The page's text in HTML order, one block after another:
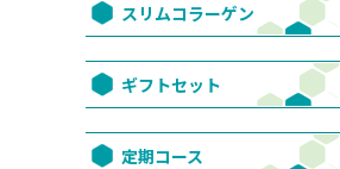
スリムコラーゲン
ギフトセット
定期コース